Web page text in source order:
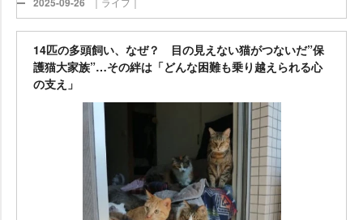
14匹の多頭飼い、なぜ？ 目の見えない猫がつないだ”保
護猫大家族”…その絆は「どんな困難も乗り越えられる心
の支え」